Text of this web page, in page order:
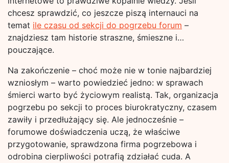
chcesz sprawdzić, co jeszcze piszą internauci na
temat ile czasu od sekcji do pogrzebu forum –
znajdziesz tam historie straszne, śmieszne i…
pouczające.
Na zakończenie – choć może nie w tonie najbardziej
wzniosłym – warto powiedzieć jedno: w sprawach
śmierci warto być życiowym realistą. Tak, organizacja
pogrzebu po sekcji to proces biurokratyczny, czasem
zawiły i przedłużający się. Ale jednocześnie –
forumowe doświadczenia uczą, że właściwe
przygotowanie, sprawdzona firma pogrzebowa i
odrobina cierpliwości potrafią zdziałać cuda. A